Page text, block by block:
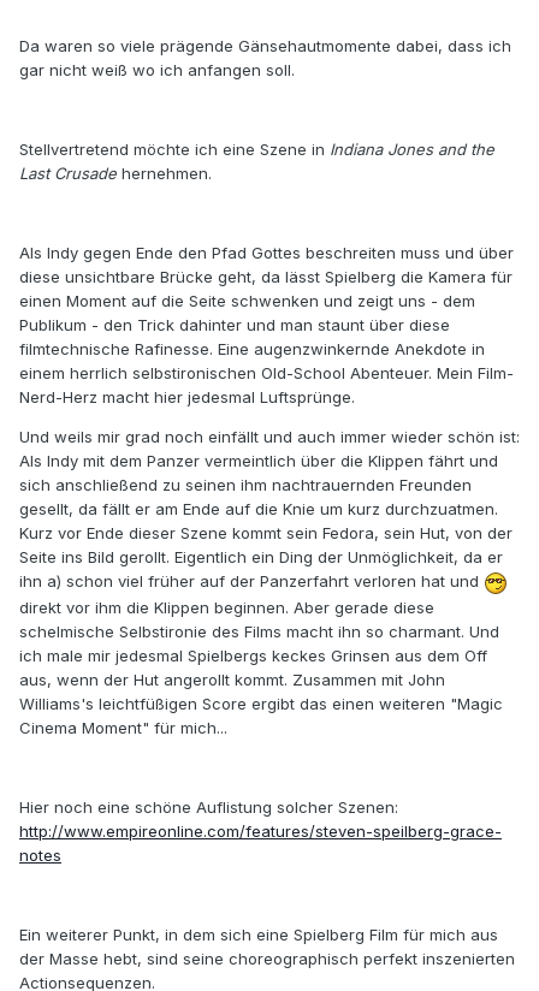
Da waren so viele prägende Gänsehautmomente dabei, dass ich
gar nicht weiß wo ich anfangen soll.
Stellvertretend möchte ich eine Szene in Indiana Jones and the
Last Crusade hernehmen.
Als Indy gegen Ende den Pfad Gottes beschreiten muss und über
diese unsichtbare Brücke geht, da lässt Spielberg die Kamera für
einen Moment auf die Seite schwenken und zeigt uns - dem
Publikum - den Trick dahinter und man staunt über diese
filmtechnische Rafinesse. Eine augenzwinkernde Anekdote in
einem herrlich selbstironischen Old-School Abenteuer. Mein Film-
Nerd-Herz macht hier jedesmal Luftsprünge.
Und weils mir grad noch einfällt und auch immer wieder schön ist:
Als Indy mit dem Panzer vermeintlich über die Klippen fährt und
sich anschließend zu seinen ihm nachtrauernden Freunden
gesellt, da fällt er am Ende auf die Knie um kurz durchzuatmen.
Kurz vor Ende dieser Szene kommt sein Fedora, sein Hut, von der
Seite ins Bild gerollt. Eigentlich ein Ding der Unmöglichkeit, da er
ihn a) schon viel früher auf der Panzerfahrt verloren hat und
direkt vor ihm die Klippen beginnen. Aber gerade diese
schelmische Selbstironie des Films macht ihn so charmant. Und
ich male mir jedesmal Spielbergs keckes Grinsen aus dem Off
aus, wenn der Hut angerollt kommt. Zusammen mit John
Williams's leichtfüßigen Score ergibt das einen weiteren "Magic
Cinema Moment" für mich...
Hier noch eine schöne Auflistung solcher Szenen:
http://www.empireonline.com/features/steven-speilberg-grace-
notes
Ein weiterer Punkt, in dem sich eine Spielberg Film für mich aus
der Masse hebt, sind seine choreographisch perfekt inszenierten
Actionsequenzen.